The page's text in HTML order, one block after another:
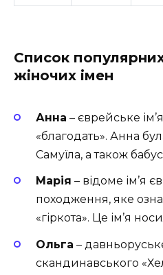
Список
жіночих імен
Анна – єврейське
«благодать». Анна
Самуїла, а також
Марія – відоме ім’я
походження, яке
«гіркота». Це ім’я
Ольга –
скандинавського